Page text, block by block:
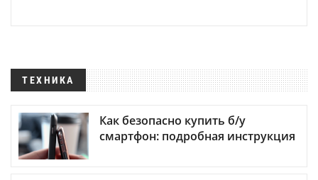
ТЕХНИКА
Как безопасно купить б/у
смартфон: подробная инструкция